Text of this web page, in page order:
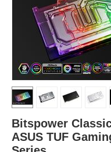
Bitspower
ASUS TUF